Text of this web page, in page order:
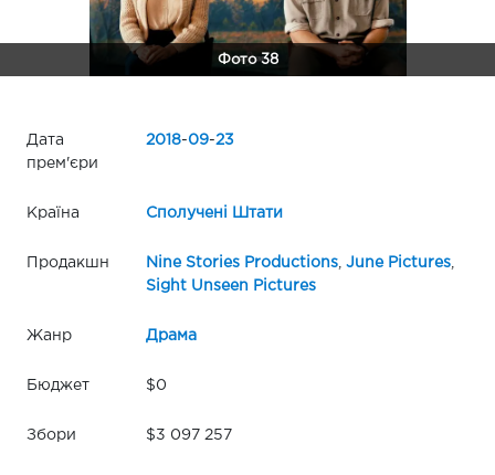
Фото 38
Дата
прем'єри
2018-09-23
Країна Сполучені Штати
Продакшн Nine Stories Productions, June Pictures,
Sight Unseen Pictures
Жанр Драма
Бюджет $0
Збори $3 097 257